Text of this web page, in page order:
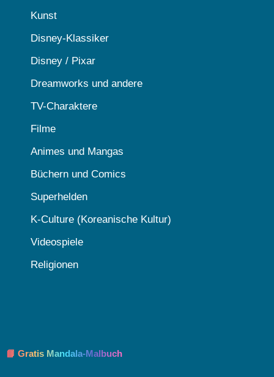
Kunst
Disney-Klassiker
Disney / Pixar
Dreamworks und andere
TV-Charaktere
Filme
Animes und Mangas
Büchern und Comics
Superhelden
K-Culture (Koreanische Kultur)
Videospiele
Religionen
📘 Gratis Mandala-Malbuch